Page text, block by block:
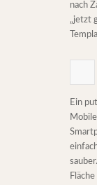
nach
„jetzt
Ein